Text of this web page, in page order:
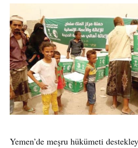
Yemen’de meşru hükümeti